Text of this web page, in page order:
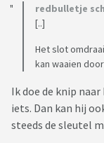
redbulletje
[..]
Het slot
kan waaien
Ik doe de knip
iets. Dan kan hij
steeds de sleutel